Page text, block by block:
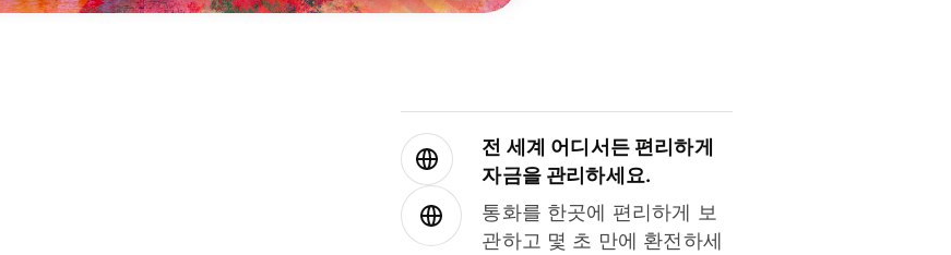
전 세계 어디서든 편리하게
자금을 관리하세요.
통화를 한곳에 편리하게 보
관하고 몇 초 만에 환전하세